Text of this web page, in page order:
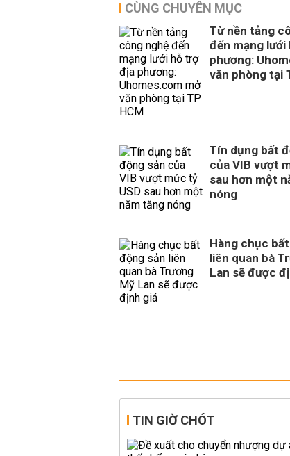
CÙNG CHUYÊN MỤC
Từ nền tảng
đến mạng
phương:
văn phòng tại
Tín dụng bất
của VIB vượt
sau hơn một
nóng
Hàng chục
liên quan bà
Lan sẽ được
TIN GIỜ CHÓT